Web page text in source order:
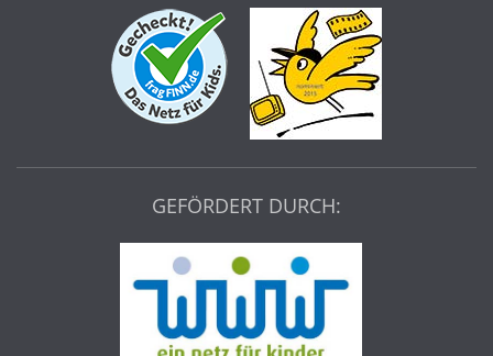
GEFÖRDERT DURCH: